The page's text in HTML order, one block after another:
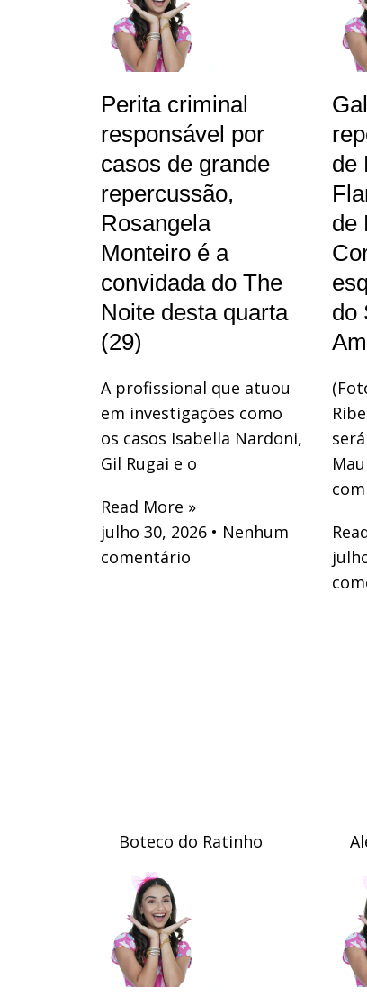
Perita criminal
responsável por
casos de grande
repercussão,
Rosangela
Monteiro é a
convidada do The
Noite desta quarta
(29)
A profissional que atuou
em investigações como
os casos Isabella Nardoni,
Gil Rugai e o
Read More »
julho 30, 2026
Nenhum
comentário
de
de
do
Boteco do Ratinho